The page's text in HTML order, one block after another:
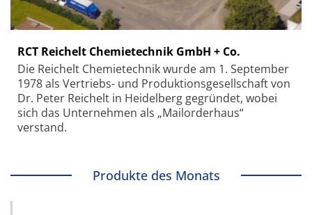
RCT Reichelt Chemietechnik GmbH + Co.
Die Reichelt Chemietechnik wurde am 1. September
1978 als Vertriebs- und Produktionsgesellschaft von
Dr. Peter Reichelt in Heidelberg gegründet, wobei
sich das Unternehmen als „Mailorderhaus“
verstand.
Produkte des Monats